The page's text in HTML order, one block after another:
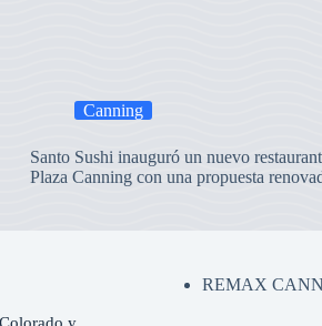
Canning
Santo Sushi inauguró un nuevo
Plaza Canning con una propuesta
REMAX